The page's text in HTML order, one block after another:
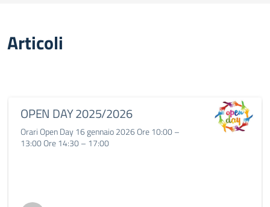
Articoli
OPEN DAY 2025/2026
Orari Open Day 16 gennaio 2026 Ore 10:00 –
13:00 Ore 14:30 – 17:00